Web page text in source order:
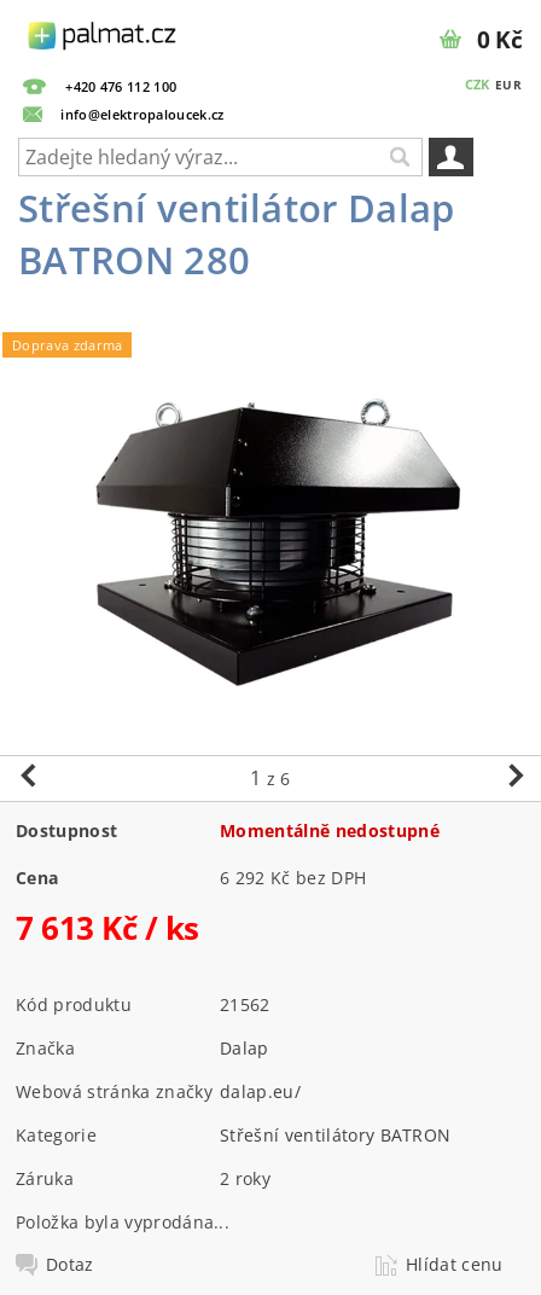
+420 476 112 100
info@elektropaloucek.cz
CZK EUR
0 Kč
Střešní ventilátor Dalap
BATRON 280
Doprava zdarma
1 z 6
Dostupnost Momentálně nedostupné
Cena 6 292 Kč bez DPH
7 613 Kč/ ks
Kód produktu
21562
Značka
Dalap
Webová stránka značky dalap.eu/
Kategorie
Střešní ventilátory BATRON
Záruka
2 roky
Položka byla vyprodána...
Dotaz
Hlídat cenu